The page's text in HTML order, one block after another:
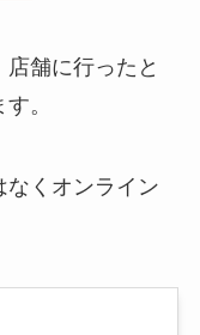
舗に行ったと
。
なくオンライン